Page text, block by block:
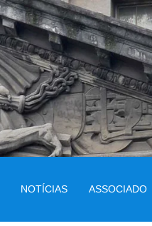
NOTÍCIAS ASSOCIADO